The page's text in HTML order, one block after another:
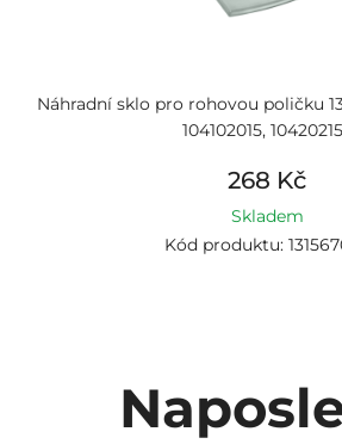
Náhradní sklo pro rohovou poličku
104102015,
268 Kč
Skladem
Kód produktu: